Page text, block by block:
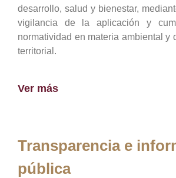
desarrollo, salud y bienestar,
vigilancia de la aplicación y
normatividad en materia ambiental y
territorial.
Ver más
Transparencia e
pública